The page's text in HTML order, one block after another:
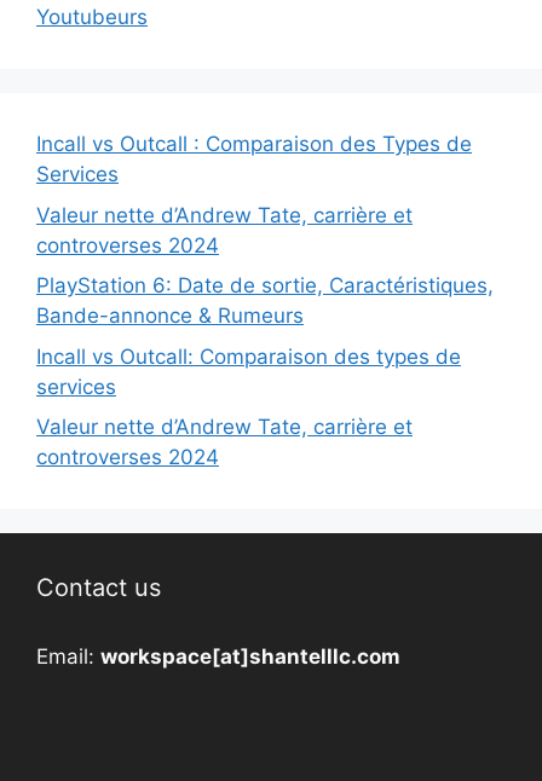
Youtubeurs
Incall vs Outcall : Comparaison des Types de
Services
Valeur nette d’Andrew Tate, carrière et
controverses 2024
PlayStation 6: Date de sortie, Caractéristiques,
Bande-annonce & Rumeurs
Incall vs Outcall: Comparaison des types de
services
Valeur nette d’Andrew Tate, carrière et
controverses 2024
Contact us
Email: workspace[at]shantelllc.com